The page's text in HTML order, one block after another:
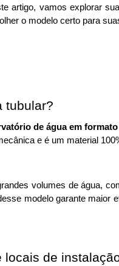
artigo, vamos explorar
o modelo certo para
tubular?
de água em
e é um material
volumes de água,
modelo garante maior
locais de